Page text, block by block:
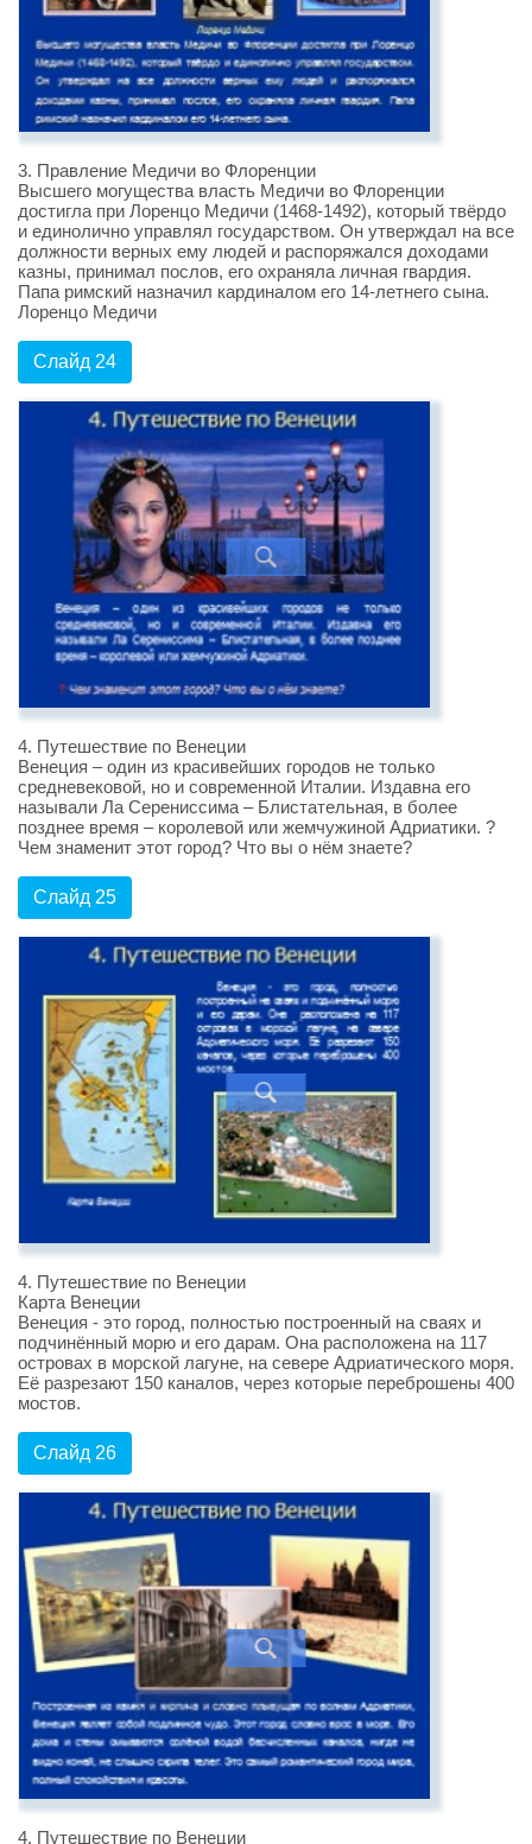
3. Правление Медичи во Флоренции
Высшего могущества власть Медичи во Флоренции
достигла при Лоренцо Медичи (1468-1492), который твёрдо
и единолично управлял государством. Он утверждал на все
должности верных ему людей и распоряжался доходами
казны, принимал послов, его охраняла личная гвардия.
Папа римский назначил кардиналом его 14-летнего сына.
Лоренцо Медичи
Слайд 24
4. Путешествие по Венеции
Венеция – один из красивейших городов не только
средневековой, но и современной Италии. Издавна его
называли Ла Серениссима – Блистательная, в более
позднее время – королевой или жемчужиной Адриатики. ?
Чем знаменит этот город? Что вы о нём знаете?
Слайд 25
4. Путешествие по Венеции
Карта Венеции
Венеция - это город, полностью построенный на сваях и
подчинённый морю и его дарам. Она расположена на 117
островах в морской лагуне, на севере Адриатического моря.
Её разрезают 150 каналов, через которые переброшены 400
мостов.
Слайд 26
4. Путешествие по Венеции